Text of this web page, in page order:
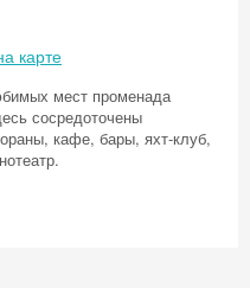
карте
мест променада
сосредоточены
кафе, бары, яхт-клуб,